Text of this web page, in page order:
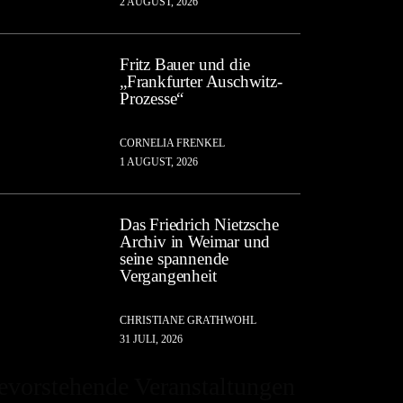
Fritz Bauer und die
„Frankfurter Auschwitz-
Prozesse“
CORNELIA FRENKEL
1 AUGUST, 2026
Das Friedrich Nietzsche
Archiv in Weimar und
seine spannende
Vergangenheit
CHRISTIANE GRATHWOHL
31 JULI, 2026